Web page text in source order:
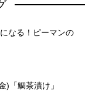
なる！ピーマンの
)「鯛茶漬け」